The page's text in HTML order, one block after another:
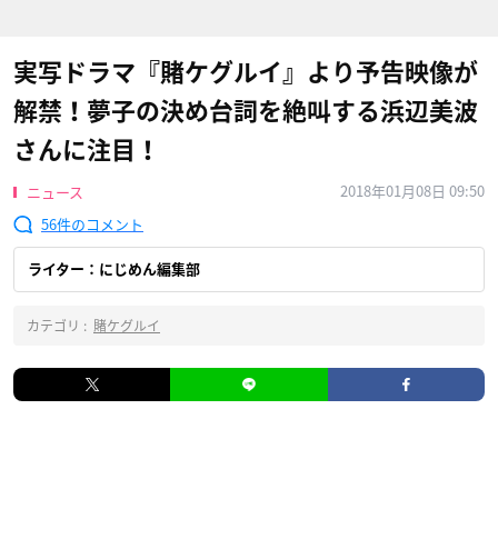
実写ドラマ『賭ケグルイ』より予告映像が
解禁！夢子の決め台詞を絶叫する浜辺美波
さんに注目！
ニュース
2018年01月08日 09:50
56
ライター：にじめん編集部
カテゴリ : 賭ケグルイ